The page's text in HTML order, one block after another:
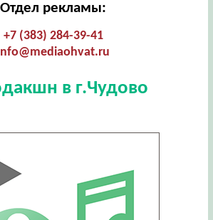
Отдел рекламы:
+7 (383) 284-39-41
в г.Чудово